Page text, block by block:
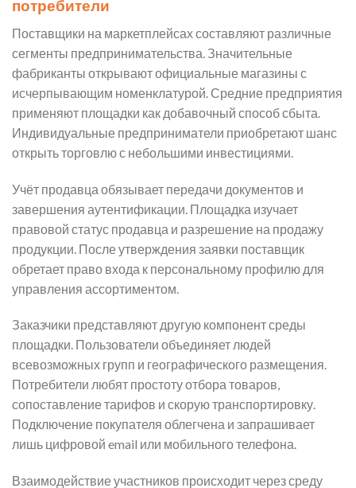
потребители
Поставщики на маркетплейсах составляют различные
сегменты предпринимательства. Значительные
фабриканты открывают официальные магазины с
исчерпывающим номенклатурой. Средние предприятия
применяют площадки как добавочный способ сбыта.
Индивидуальные предприниматели приобретают шанс
открыть торговлю с небольшими инвестициями.
Учёт продавца обязывает передачи документов и
завершения аутентификации. Площадка изучает
правовой статус продавца и разрешение на продажу
продукции. После утверждения заявки поставщик
обретает право входа к персональному профилю для
управления ассортиментом.
Заказчики представляют другую компонент среды
площадки. Пользователи объединяет людей
всевозможных групп и географического размещения.
Потребители любят простоту отбора товаров,
сопоставление тарифов и скорую транспортировку.
Подключение покупателя облегчена и запрашивает
лишь цифровой email или мобильного телефона.
Взаимодействие участников происходит через среду